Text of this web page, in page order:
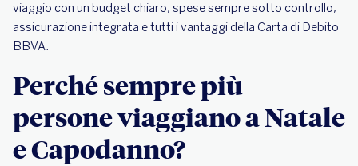
Quali servizi offre My Trips?
Carta BBVA e assicurazione: due alleati per
viaggio con un budget chiaro, spese sempre sotto controllo,
assicurazione integrata e tutti i vantaggi della Carta di Debito
BBVA.
Perché sempre più
persone viaggiano a Natale
e Capodanno?